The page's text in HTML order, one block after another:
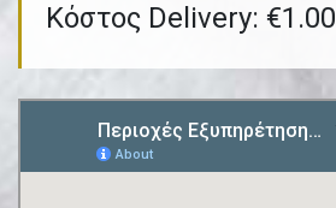
Κόστος Delivery: €1.00